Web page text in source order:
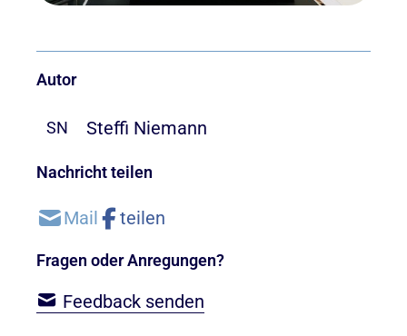
Autor
SN Steffi Niemann
Fragen oder Anregungen?
Feedback senden
Nachricht teilen